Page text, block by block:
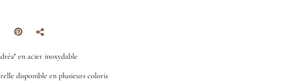
en acier inoxydable
disponible en plusieurs coloris